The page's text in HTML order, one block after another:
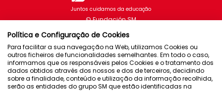
Juntos cuidamos da educação
Projetos
Política e Configuração de Cookies
Para facilitar a sua navegação na Web, utilizamos Cookies ou
outros ficheiros de funcionalidades semelhantes. Em todo o caso,
informamos que os responsáveis pelos Cookies e o tratamento dos
dados obtidos através dos nossos e dos de terceiros, decidindo
sobre a finalidade, conteúdo e utilização da informação recolhida,
serão as entidades do grupo SM que estão identificadas na